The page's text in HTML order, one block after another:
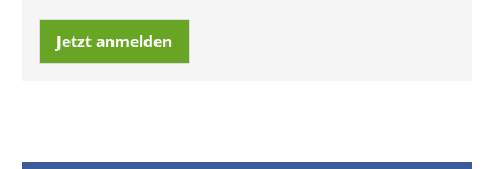
Jetzt anmelden